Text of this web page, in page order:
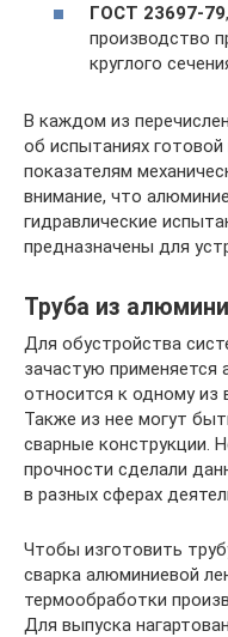
ГОСТ 23697-79
производство
круглого
В каждом из
об испытаниях
показателям
внимание, что
гидравлические
предназначены для
Труба из
Для обустройства
зачастую применяется
относится к одному из
Также из нее могут
сварные конструкции.
прочности сделали
в разных сферах
Чтобы изготовить
сварка алюминиевой
термообработки
Для выпуска